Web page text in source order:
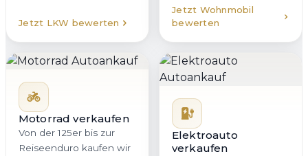
Jetzt LKW bewerten
Jetzt Wohnmobil
bewerten
Motorrad verkaufen
Von der 125er bis zur
Reiseenduro kaufen wir
Elektroauto
verkaufen